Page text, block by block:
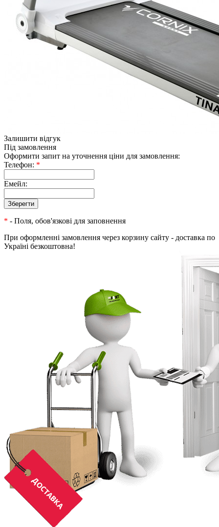
Залишити відгук
Під замовлення
Оформити запит на уточнення ціни для замовлення:
Телефон: *
Емейл:
* - Поля, обов'язкові для заповнення
При оформленні замовлення через корзину сайту - доставка по
Україні безкоштовна!